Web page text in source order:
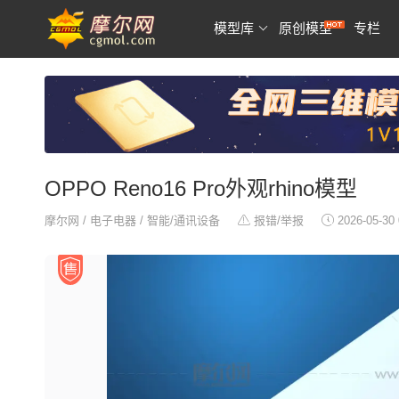
模型库 原创模型 专栏
OPPO Reno16 Pro外观rhino模型
摩尔网 / 电子电器 / 智能/通讯设备 报错/举报 2026-05-30